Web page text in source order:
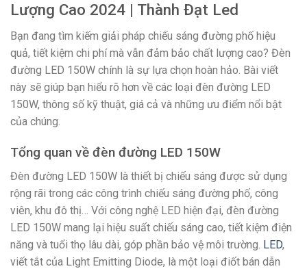
Lượng Cao 2024 | Thành Đạt Led
Bạn đang tìm kiếm giải pháp chiếu sáng đường phố hiệu
quả, tiết kiệm chi phí mà vẫn đảm bảo chất lượng cao? Đèn
đường LED 150W chính là sự lựa chọn hoàn hảo. Bài viết
này sẽ giúp bạn hiểu rõ hơn về các loại đèn đường LED
150W, thông số kỹ thuật, giá cả và những ưu điểm nổi bật
của chúng.
Tổng quan về đèn đường LED 150W
Đèn đường LED 150W là thiết bị chiếu sáng được sử dụng
rộng rãi trong các công trình chiếu sáng đường phố, công
viên, khu đô thị… Với công nghệ LED hiện đại, đèn đường
LED 150W mang lại hiệu suất chiếu sáng cao, tiết kiệm điện
năng và tuổi thọ lâu dài, góp phần bảo vệ môi trường. LED,
viết tắt của Light Emitting Diode, là một loại điốt bán dẫn